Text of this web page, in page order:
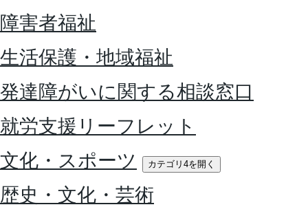
障害者福祉
生活保護・地域福祉
発達障がいに関する相談窓口
就労支援リーフレット
文化・スポーツ
カテゴリ4を開く
歴史・文化・芸術